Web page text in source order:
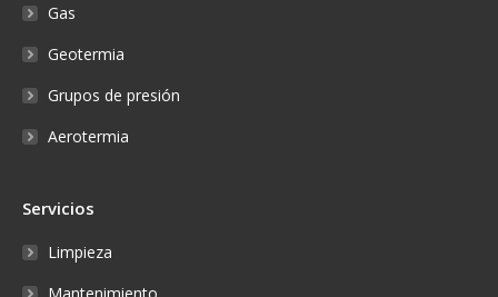
Gas
Geotermia
Grupos de presión
Aerotermia
Servicios
Limpieza